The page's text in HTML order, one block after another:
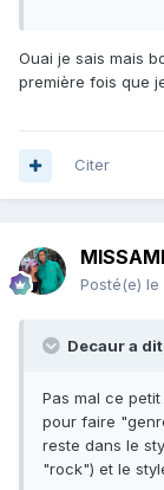
Ouai je sais mais
première fois que
Citer
Posté(e) le
Decaur a dit
Pas mal ce
pour faire
reste dans le
"rock") et le